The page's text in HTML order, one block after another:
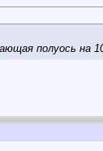
полуось на